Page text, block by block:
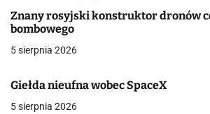
a
c
a
Znany rosyjski konstruktor dronów
bombowego
5 sierpnia 2026
Giełda nieufna wobec SpaceX
5 sierpnia 2026